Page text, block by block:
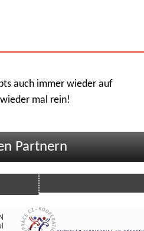
auch immer wieder auf
mal rein!
Partnern